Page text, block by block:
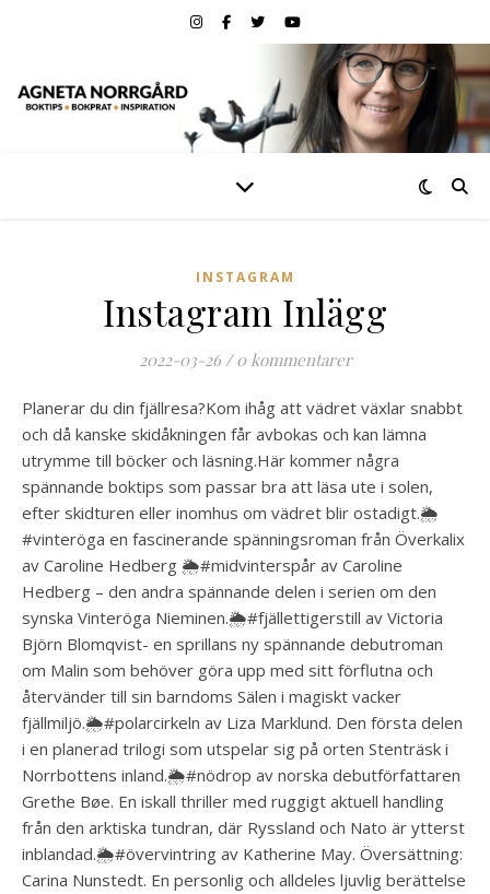
INSTAGRAM
Instagram Inlägg
2022-03-26 / 0 kommentarer
Planerar du din fjällresa?Kom ihåg att vädret växlar snabbt
och då kanske skidåkningen får avbokas och kan lämna
utrymme till böcker och läsning.Här kommer några
spännande boktips som passar bra att läsa ute i solen,
efter skidturen eller inomhus om vädret blir ostadigt.🌦
#vinteröga en fascinerande spänningsroman från Överkalix
av Caroline Hedberg 🌦#midvinterspår av Caroline
Hedberg – den andra spännande delen i serien om den
synska Vinteröga Nieminen.🌦#fjällettigerstill av Victoria
Björn Blomqvist- en sprillans ny spännande debutroman
om Malin som behöver göra upp med sitt förflutna och
återvänder till sin barndoms Sälen i magiskt vacker
fjällmiljö.🌦#polarcirkeln av Liza Marklund. Den första delen
i en planerad trilogi som utspelar sig på orten Stenträsk i
Norrbottens inland.🌦#nödrop av norska debutförfattaren
Grethe Bøe. En iskall thriller med ruggigt aktuell handling
från den arktiska tundran, där Ryssland och Nato är ytterst
inblandad.🌦#övervintring av Katherine May. Översättning:
Carina Nunstedt. En personlig och alldeles ljuvlig berättelse